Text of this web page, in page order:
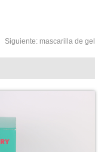
Siguiente: mascarilla de gel